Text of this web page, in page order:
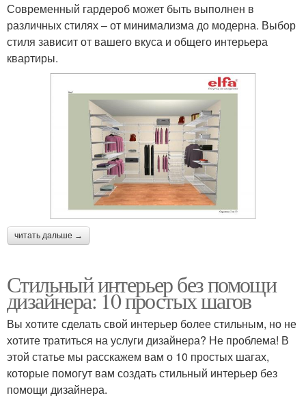
Современный гардероб может быть выполнен в
различных стилях – от минимализма до модерна. Выбор
стиля зависит от вашего вкуса и общего интерьера
квартиры.
читать дальше →
Стильный интерьер без помощи
дизайнера: 10 простых шагов
Вы хотите сделать свой интерьер более стильным, но не
хотите тратиться на услуги дизайнера? Не проблема! В
этой статье мы расскажем вам о 10 простых шагах,
которые помогут вам создать стильный интерьер без
помощи дизайнера.